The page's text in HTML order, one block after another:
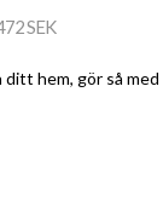
SEK
hem, gör så med